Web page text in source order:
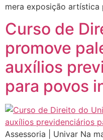
mera exposição
Curso de
promove
auxílios
para povos
Assessoria | Univar Na